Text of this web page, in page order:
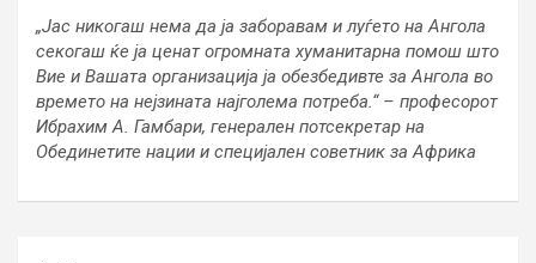
„Јас никогаш нема да ја заборавам и луѓето на Ангола
секогаш ќе ја ценат огромната хуманитарна помош што
Вие и Вашата организација ја обезбедивте за Ангола во
времето на нејзината најголема потреба.“ – професорот
Ибрахим А. Гамбари, генерален потсекретар на
Обединетите нации и специјален советник за Африка
Навигација